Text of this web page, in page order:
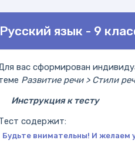
Русский язык - 9
вас сформирован
Развитие речи > Стили
Инструкция к тесту
содержит:
Будьте внимательны! И желаем